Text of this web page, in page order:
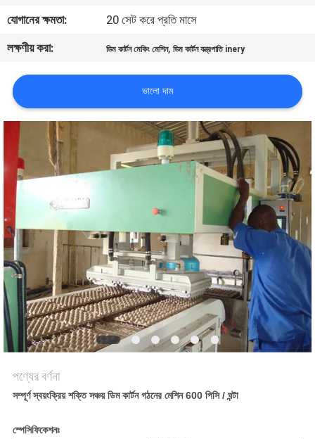
মান
নিয়ন্ত্রণ
যোগাযোগ
করুন
খবর
সাইট
ম্যাপ
PRIVACY
POLICY
যোগানের ক্ষমতা:
20 সেট করে প্রতি মাসে
লক্ষণীয় করা:
ডিম কার্টন মেকিং মেশিন,ডিম কার্টন যন্ত্রপাতি inery
ভালো দাম
পণ্যের বর্ণনা
সম্পূর্ণ স্বয়ংক্রিয় শক্তি সঞ্চয় ডিম কার্টন গঠনের মেশিন 600 পিসি / ঘন্টা
স্পেসিফিকেশনঃ